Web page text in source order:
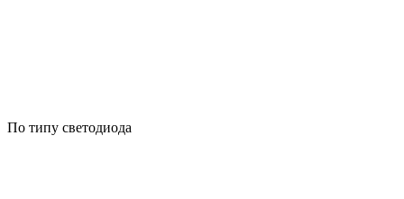
По типу светодиода